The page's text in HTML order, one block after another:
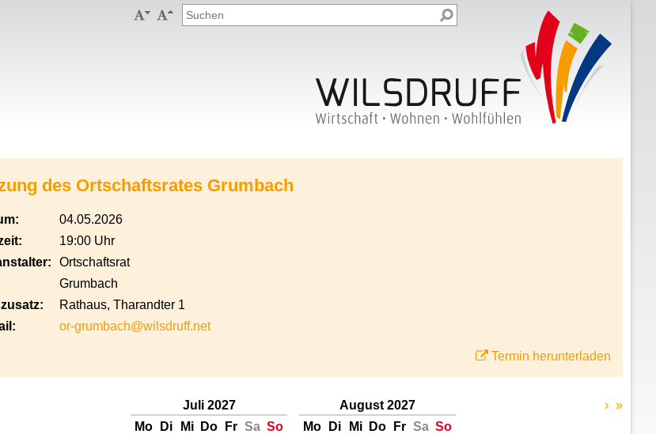
 
des Ortschaftsrates Grumbach
04.05.2026
19:00 Uhr
Ortschaftsrat
Grumbach
Rathaus, Tharandter 1
or-grumbach@wilsdruff.net
Termin herunterladen
Juli 2027
Mo
Di Mi Do Fr Sa So
August 2027
Mo
Di Mi Do Fr Sa So
› »